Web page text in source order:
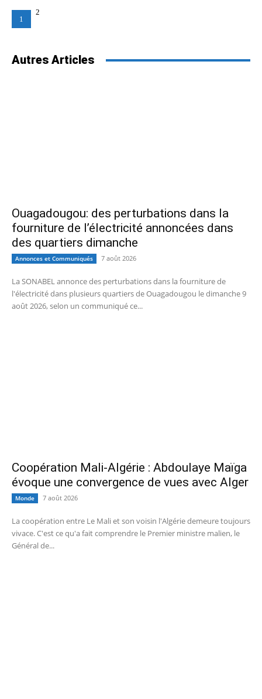
1
2
Autres Articles
Ouagadougou: des perturbations dans la
fourniture de l’électricité annoncées dans
des quartiers dimanche
Annonces et Communiqués 7 août 2026
La SONABEL annonce des perturbations dans la fourniture de
l'électricité dans plusieurs quartiers de Ouagadougou le dimanche 9
août 2026, selon un communiqué ce...
Coopération Mali-Algérie : Abdoulaye Maïga
évoque une convergence de vues avec Alger
Monde 7 août 2026
La coopération entre Le Mali et son voisin l'Algérie demeure toujours
vivace. C'est ce qu'a fait comprendre le Premier ministre malien, le
Général de...